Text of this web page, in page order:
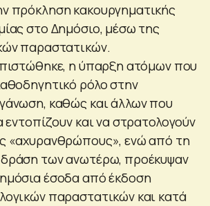
πρόκληση κακουργηματικής
στο Δημόσιο, μέσω της
παραστατικών.
η ύπαρξη ατόμων που
ρόλο στην
καθώς και άλλων που
εντοπίζουν και να στρατολογούν
«αχυρανθρώπους», ενώ από τη
των ανωτέρω, προέκυψαν
έσοδα από έκδοση
παραστατικών και κατά